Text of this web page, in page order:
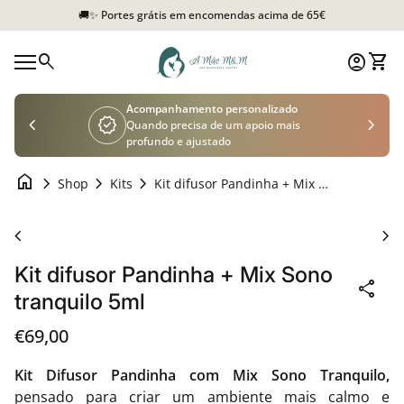
Saltar para o conteúdo🚚✨ Portes grátis em encomendas acima de 65€
Navegação móvel
search Início Conta
account_circle Ver
shopping_cart
verified
Acompanhamento personalizado
Quando precisa de um apoio mais
profundo e ajustado
chevron_left chevron_right
home chevron_right Shop chevron_right Kits chevron_right Kit difusor Pandinha + Mix Sono tranquilo 5ml
chevron_left chevron_right
Kit difusor Pandinha + Mix Sono
tranquilo 5ml
share
Preço normal
€69,00
Kit Difusor Pandinha com Mix Sono Tranquilo,
pensado para criar um ambiente mais calmo e